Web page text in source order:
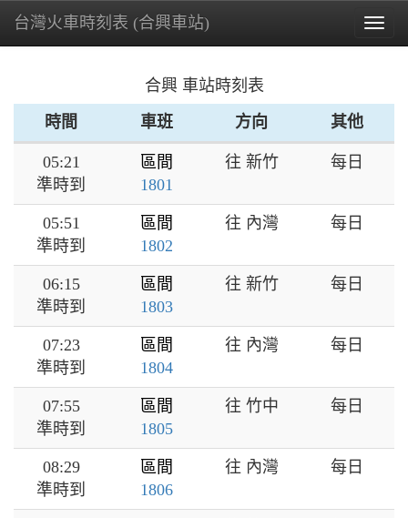
台灣火車時刻表 (合興車站)
合興 車站時刻表
時間
車班 方向 其他
05:21
準時到
區間
1801
往 新竹 每日
05:51
準時到
區間
1802
往 內灣 每日
06:15
準時到
區間
1803
往 新竹 每日
07:23
準時到
區間
1804
往 內灣 每日
07:55
準時到
區間
1805
往 竹中 每日
08:29
準時到
區間
1806
往 內灣 每日